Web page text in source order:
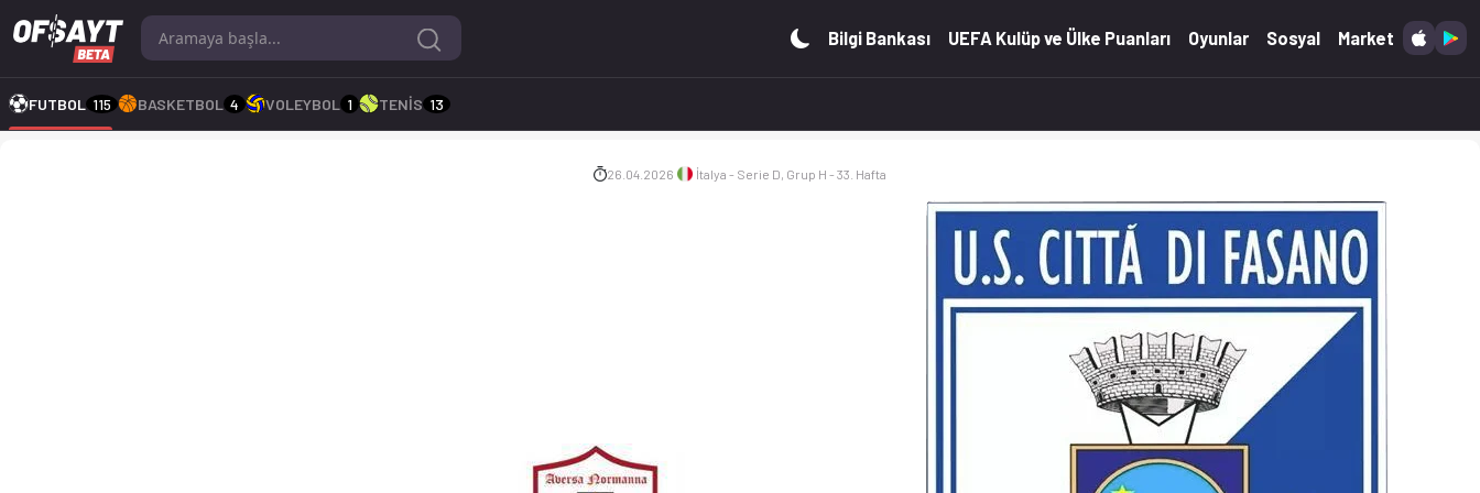
Aversa Normanna - Citta di Fasano 2-0 bitti. Gol anları, kadro, istatistikler, puan durumu ve iddaa oranları Ofsayt'ta. (26.04.2026)
Bilgi Bankası UEFA Kulüp ve Ülke Puanları Oyunlar Sosyal Market
FUTBOL 115 BASKETBOL 4 VOLEYBOL 1 TENİS 13
26.04.2026 İtalya - Serie D, Grup H - 33. Hafta